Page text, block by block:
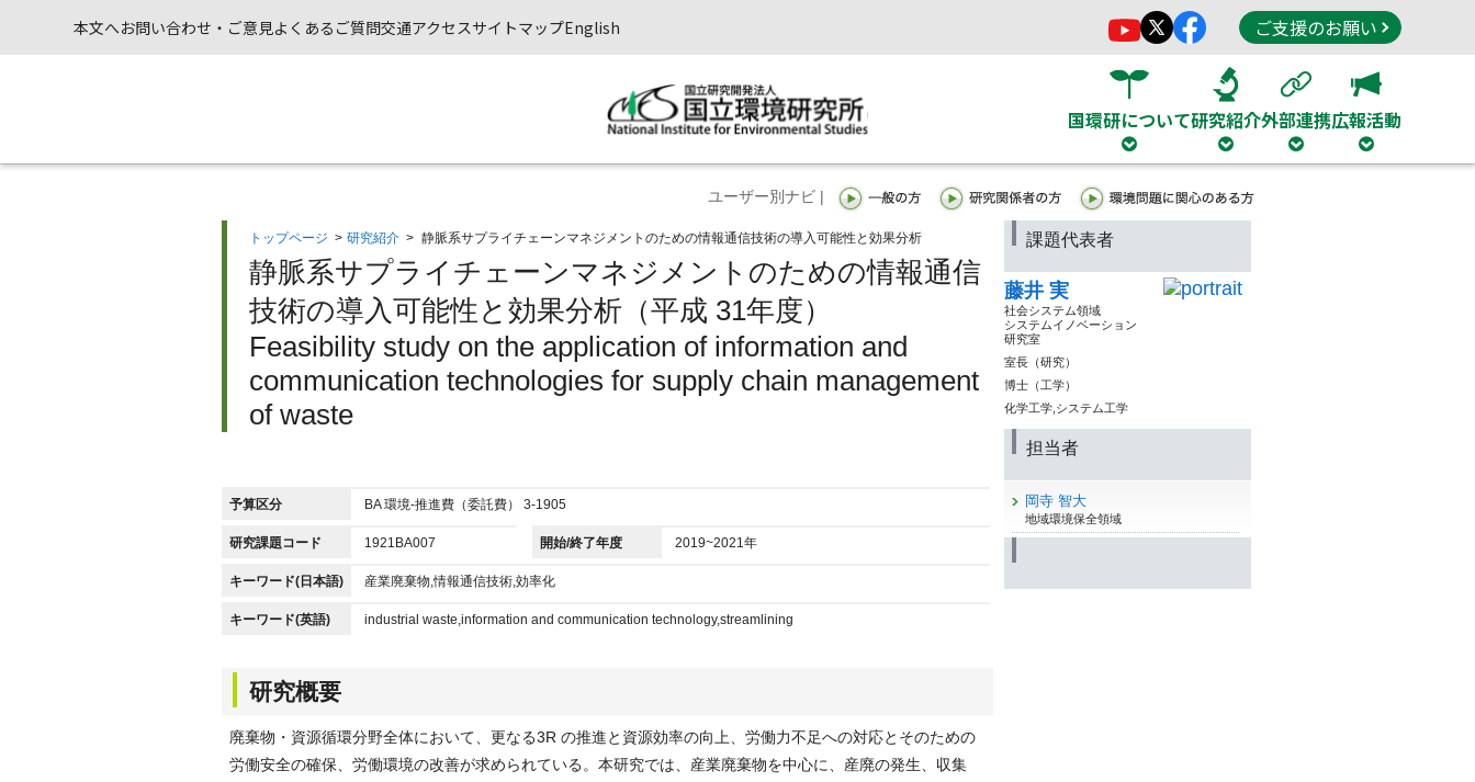
本文へお問い合わせ・ご意見よくあるご質問交通アクセスサイトマップEnglish ご支援のお願い
国環研について研究紹介外部連携広報活動
ユーザー別ナビ |
トップページ > 研究紹介 > 静脈系サプライチェーンマネジメントのための情報通信技術の導入可能性と効果分析
静脈系サプライチェーンマネジメントのための情報通信
技術の導入可能性と効果分析（平成 31年度）
Feasibility study on the application of information and
communication technologies for supply chain management
of waste
予算区分 BA 環境-推進費（委託費） 3-1905
研究課題コード 1921BA007 開始/終了年度 2019~2021年
キーワード(日本語) 産業廃棄物,情報通信技術,効率化
キーワード(英語) industrial waste,information and communication technology,streamlining
研究概要
廃棄物・資源循環分野全体において、更なる3R の推進と資源効率の向上、労働力不足への対応とそのための
労働安全の確保、労働環境の改善が求められている。本研究では、産業廃棄物を中心に、産廃の発生、収集
課題代表者
藤井 実
社会システム領域
システムイノベーション
研究室
室長（研究）
博士（工学）
化学工学,システム工学
担当者
岡寺 智大
地域環境保全領域